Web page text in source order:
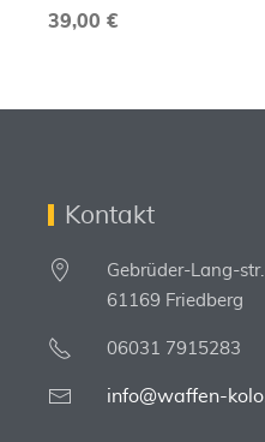
39,00 €
Kontakt
Gebrüder-Lang-
61169 Friedberg
06031 7915283
info@waffen-